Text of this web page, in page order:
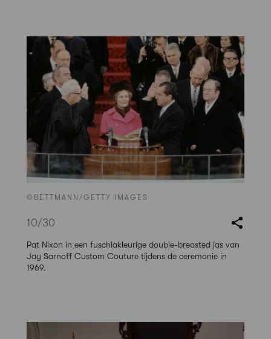
©BETTMANN/GETTY IMAGES
10/30
Pat Nixon in een fuschiakleurige double-breasted jas van
Jay Sarnoff Custom Couture tijdens de ceremonie in
1969.